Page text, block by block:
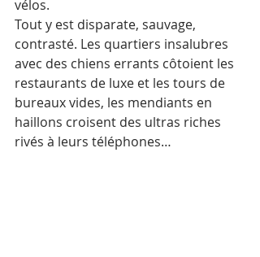
vélos.
Tout y est disparate, sauvage,
contrasté. Les quartiers insalubres
avec des chiens errants côtoient les
restaurants de luxe et les tours de
bureaux vides, les mendiants en
haillons croisent des ultras riches
rivés à leurs téléphones…